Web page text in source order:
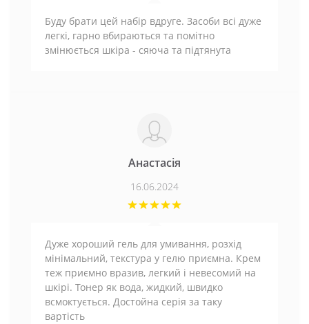
Буду брати цей набір вдруге. Засоби всі дуже
легкі, гарно вбираються та помітно
змінюється шкіра - сяюча та підтянута
Анастасія
16.06.2024
Дуже хороший гель для умивання, розхід
мінімальний, текстура у гелю приємна. Крем
теж приємно вразив, легкий і невесомий на
шкірі. Тонер як вода, жидкий, швидко
всмоктується. Достойна серія за таку
вартість